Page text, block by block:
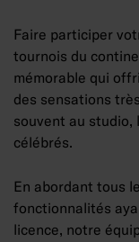
Faire participer
tournois du
mémorable qui
des sensations
souvent au studio,
célébrés.
En abordant tous
fonctionnalités
licence, notre